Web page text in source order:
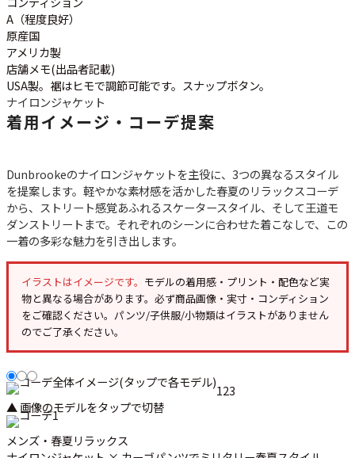
お客様の声
お気に入りリスト
会員登録
メルマガ登録
会社概要
特定商取引法に基づく表示
プライバシーポリシー
お問い合わせ
A（程度良好）
原産国
アメリカ製
店舗メモ(出品者記載)
USA製。裾はヒモで調節可能です。スナップボタン。
ナイロンジャケット
着用イメージ・コーデ提案
Dunbrookeのナイロンジャケットを主役に、3つの異なるスタイル
を提案します。軽やかな素材感を活かした春夏のリラックスコーデ
から、ストリート感覚あふれるスケータースタイル、そして王道モ
ダンストリートまで。それぞれのシーンに合わせた着こなしで、この
一着の多彩な魅力を引き出します。
イラストはイメージです。 モデルの着用感・プリント・配色など実
物と異なる場合があります。必ず商品画像・実寸・コンディション
をご確認ください。パンツ/子供服/小物類はイラストがありません
のでご了承ください。
123
▲ 画像のモデルをタップで切替
メンズ・春夏リラックス